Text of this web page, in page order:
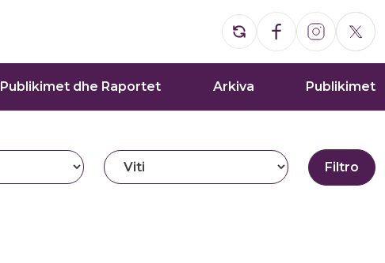
Publikimet dhe Raportet Arkiva Publikimet
Filtro